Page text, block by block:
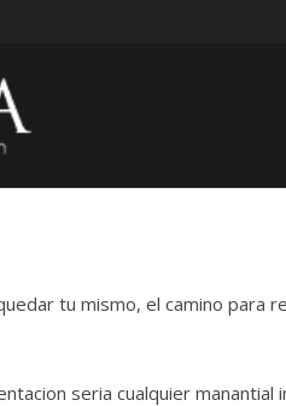
tu mismo, el camino para
seria cualquier